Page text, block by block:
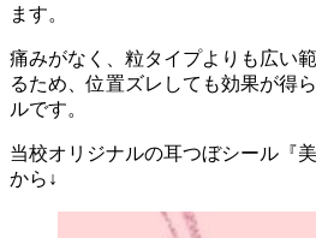
ます。
痛みがなく、粒タイプよりも広い
るため、位置ズレしても効果が得
ルです。
当校オリジナルの耳つぼシール『
から↓